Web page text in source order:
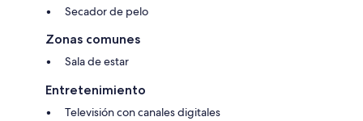
Secador de pelo
Zonas comunes
Sala de estar
Entretenimiento
Televisión con canales digitales